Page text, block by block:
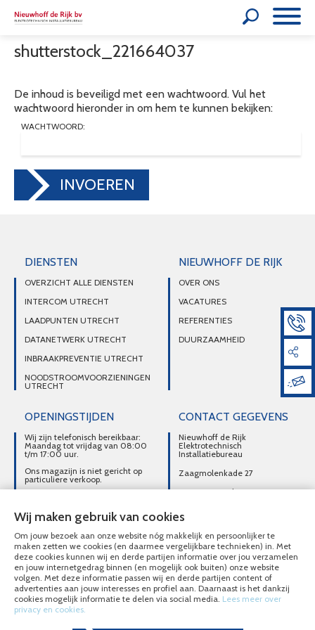
shutterstock_221664037
De inhoud is beveiligd met een wachtwoord. Vul het
wachtwoord hieronder in om hem te kunnen bekijken:
WACHTWOORD:
INVOEREN
DIENSTEN
OVERZICHT ALLE DIENSTEN
INTERCOM UTRECHT
LAADPUNTEN UTRECHT
DATANETWERK UTRECHT
INBRAAKPREVENTIE UTRECHT
NOODSTROOMVOORZIENINGEN
UTRECHT
NIEUWHOFF DE RIJK
OVER ONS
VACATURES
REFERENTIES
DUURZAAMHEID
OPENINGSTIJDEN
Wij zijn telefonisch bereikbaar:
Maandag tot vrijdag van 08:00
t/m 17:00 uur.
Ons magazijn is niet gericht op
particuliere verkoop.
contact.
CONTACT GEGEVENS
Nieuwhoff de Rijk
Elektrotechnisch
Installatiebureau
Zaagmolenkade 27
3515 AC Utrecht
DIRECT CONTACT
OPNEMEN
030-2716496
MAIL ONS
© Nieuwhoff de Rijk Elektrotechnisch Installatiebureau 2020 - 2026
Wij maken gebruik van cookies
Om jouw bezoek aan onze website nóg makkelijk en persoonlijker te
maken zetten we cookies (en daarmee vergelijkbare technieken) in. Met
deze cookies kunnen wij en derde partijen informatie over jou verzamelen
en jouw internetgedrag binnen (en mogelijk ook buiten) onze website
volgen. Met deze informatie passen wij en derde partijen content of
advertenties aan jouw interesses en profiel aan. Daarnaast is het dankzij
cookies mogelijk informatie te delen via social media. Lees meer over
privacy en cookies.